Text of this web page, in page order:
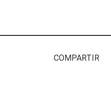
COMPARTIR